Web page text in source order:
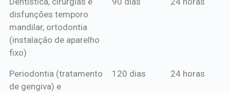
disfunções temporo
mandilar, ortodontia
(instalação de aparelho
fixo)
Periodontia (tratamento
de gengiva) e
120 dias 24 horas